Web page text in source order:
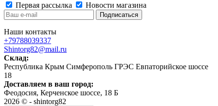
Первая рассылка
Новости магазина
Наши контакты
+79788039337
Shintorg82@mail.ru
Склад:
Республика Крым Симферополь ГРЭС Евпаторийское шоссе
18
Доставляем в ваш город:
Феодосия, Керченское шоссе, 18 Б
2026 © - shintorg82